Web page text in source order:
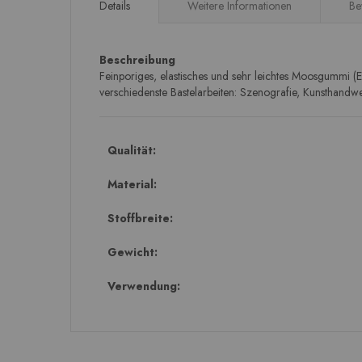
springenDetails
Beschreibung
Feinporiges, elastisches und sehr leichtes Moosgummi
verschiedenste Bastelarbeiten: Szenografie,
Qualität:
Material:
Stoffbreite:
Gewicht:
Verwendung:
Weitere Informationen